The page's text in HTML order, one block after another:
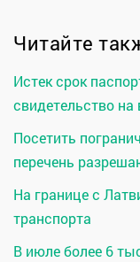
Читайте
Истек срок
свидетельство
Посетить
перечень
На границе с
транспорта
В июле более 6